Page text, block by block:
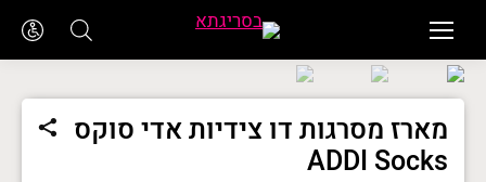
מארז מסרגות דו צידיות אדי סוקס
ADDI Socks